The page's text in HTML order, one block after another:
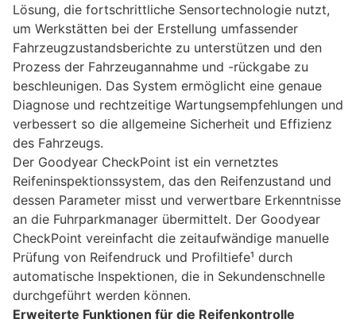
Lösung, die fortschrittliche Sensortechnologie nutzt,
um Werkstätten bei der Erstellung umfassender
Fahrzeugzustandsberichte zu unterstützen und den
Prozess der Fahrzeugannahme und -rückgabe zu
beschleunigen. Das System ermöglicht eine genaue
Diagnose und rechtzeitige Wartungsempfehlungen und
verbessert so die allgemeine Sicherheit und Effizienz
des Fahrzeugs.
Der Goodyear CheckPoint ist ein vernetztes
Reifeninspektionssystem, das den Reifenzustand und
dessen Parameter misst und verwertbare Erkenntnisse
an die Fuhrparkmanager übermittelt. Der Goodyear
CheckPoint vereinfacht die zeitaufwändige manuelle
Prüfung von Reifendruck und Profiltiefe¹ durch
automatische Inspektionen, die in Sekundenschnelle
durchgeführt werden können.
Erweiterte Funktionen für die Reifenkontrolle